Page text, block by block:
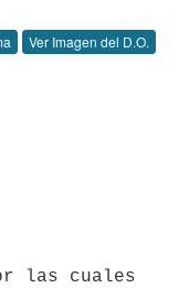
Ver Imagen del D.O.
las cuales